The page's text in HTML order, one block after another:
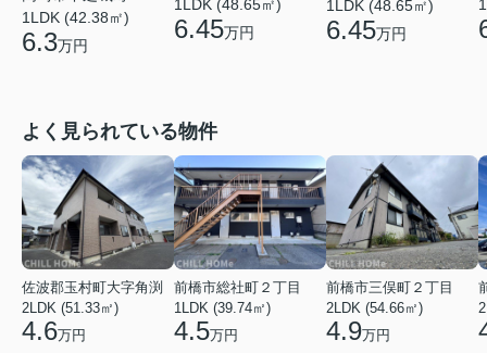
1LDK (42.38㎡)
6.3万円
1LDK (48.65㎡)
6.45万円
1LDK (48.65㎡)
6.45万円
よく見られている物件
佐波郡玉村町大字角渕
2LDK (51.33㎡)
4.6万円
前橋市総社町２丁目
1LDK (39.74㎡)
4.5万円
前橋市三俣町２丁目
2LDK (54.66㎡)
4.9万円